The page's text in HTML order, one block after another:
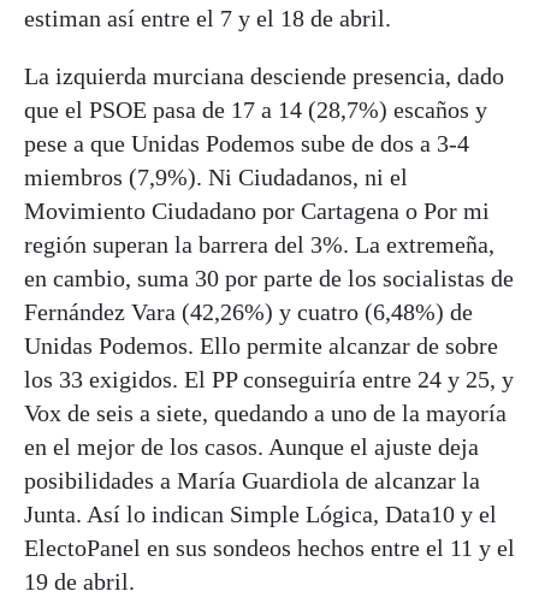
estiman así entre el 7 y el 18 de abril.
La izquierda murciana desciende presencia, dado
que el PSOE pasa de 17 a 14 (28,7%) escaños y
pese a que Unidas Podemos sube de dos a 3-4
miembros (7,9%). Ni Ciudadanos, ni el
Movimiento Ciudadano por Cartagena o Por mi
región superan la barrera del 3%. La extremeña,
en cambio, suma 30 por parte de los socialistas de
Fernández Vara (42,26%) y cuatro (6,48%) de
Unidas Podemos. Ello permite alcanzar de sobre
los 33 exigidos. El PP conseguiría entre 24 y 25, y
Vox de seis a siete, quedando a uno de la mayoría
en el mejor de los casos. Aunque el ajuste deja
posibilidades a María Guardiola de alcanzar la
Junta. Así lo indican Simple Lógica, Data10 y el
ElectoPanel en sus sondeos hechos entre el 11 y el
19 de abril.